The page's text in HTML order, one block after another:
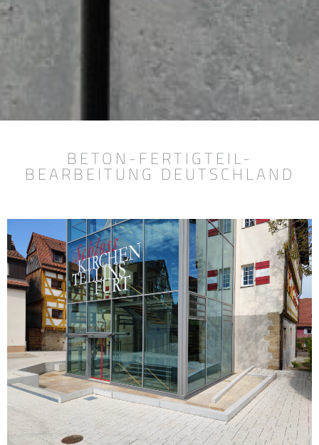
SICHTBETON
FERTIGTEILE
BETON-FERTIGTEIL-
BEARBEITUNG DEUTSCHLAND